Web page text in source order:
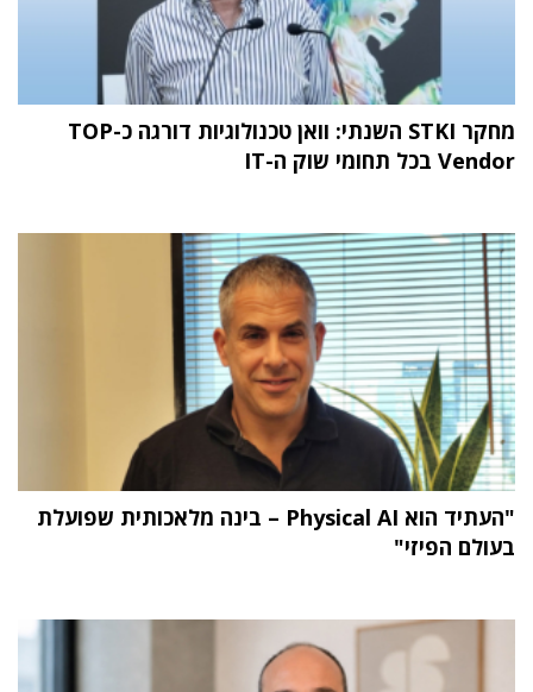
מחקר STKI השנתי: וואן טכנולוגיות דורגה כ-TOP
Vendor בכל תחומי שוק ה-IT
"העתיד הוא Physical AI – בינה מלאכותית שפועלת
בעולם הפיזי"